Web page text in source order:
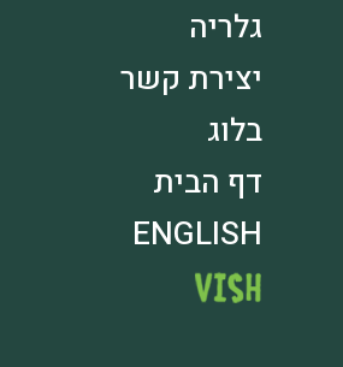
גלריה
יצירת קשר
בלוג
דף הבית
ENGLISH
VISH